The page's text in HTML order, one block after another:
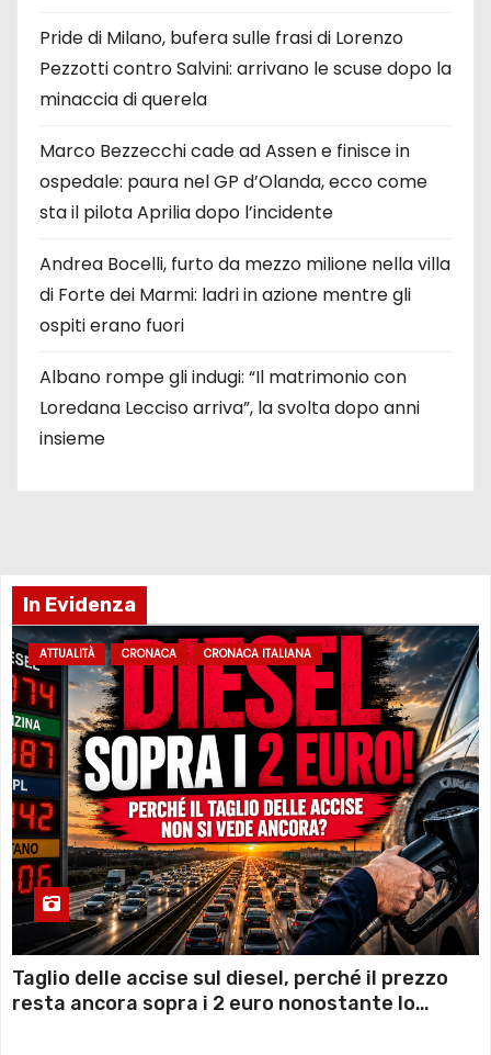
Pride di Milano, bufera sulle frasi di Lorenzo
Pezzotti contro Salvini: arrivano le scuse dopo la
minaccia di querela
Marco Bezzecchi cade ad Assen e finisce in
ospedale: paura nel GP d’Olanda, ecco come
sta il pilota Aprilia dopo l’incidente
Andrea Bocelli, furto da mezzo milione nella villa
di Forte dei Marmi: ladri in azione mentre gli
ospiti erano fuori
Albano rompe gli indugi: “Il matrimonio con
Loredana Lecciso arriva”, la svolta dopo anni
insieme
In Evidenza
ATTUALITÀ CRONACA CRONACA ITALIANA
Taglio delle accise sul diesel, perché il prezzo
resta ancora sopra i 2 euro nonostante lo